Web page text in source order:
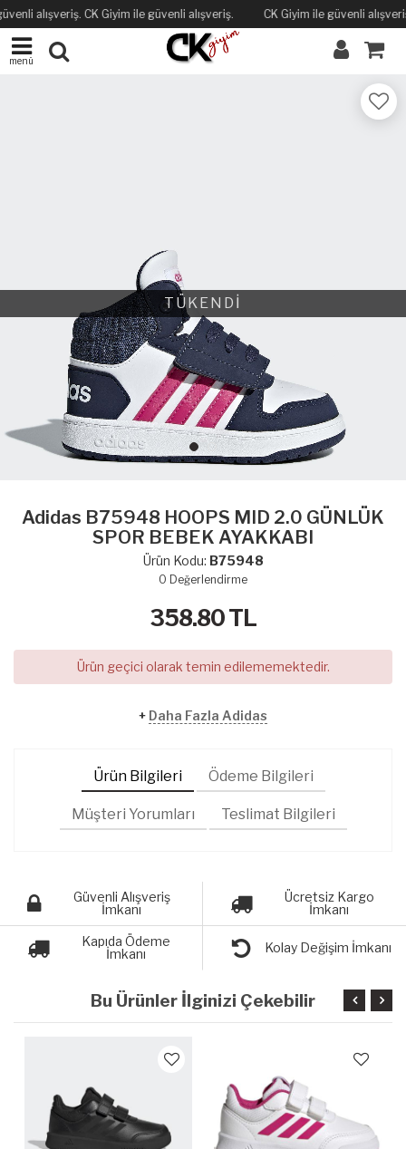
alışveriş. CK Giyim ile güvenli alışveriş. CK Giyim ile güvenli
menü
TÜKENDİ
Adidas B75948 HOOPS MID 2.0 GÜNLÜK
SPOR BEBEK AYAKKABI
Ürün Kodu: B75948
0 Değerlendirme
358.80TL
Ürün geçici olarak temin edilememektedir.
+ Daha Fazla Adidas
Ürün Bilgileri Ödeme Bilgileri
Müşteri Yorumları Teslimat Bilgileri
Güvenli Alışveriş
İmkanı
Ücretsiz Kargo
İmkanı
Kapıda Ödeme
İmkanı
Kolay Değişim İmkanı
Bu Ürünler İlginizi Çekebilir